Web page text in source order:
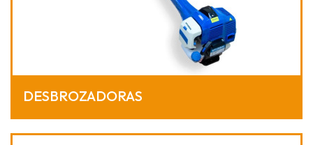
DESBROZADORAS